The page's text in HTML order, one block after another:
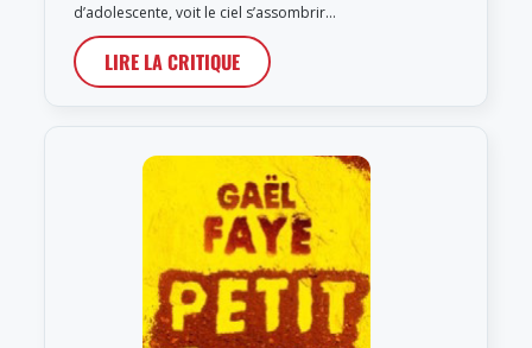
d’adolescente, voit le ciel s’assombrir…
LIRE LA CRITIQUE